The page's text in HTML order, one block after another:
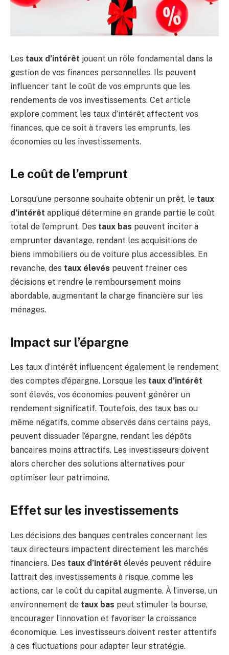
Les taux d’intérêt jouent un rôle fondamental dans la
gestion de vos finances personnelles. Ils peuvent
influencer tant le coût de vos emprunts que les
rendements de vos investissements. Cet article
explore comment les taux d’intérêt affectent vos
finances, que ce soit à travers les emprunts, les
économies ou les investissements.
Le coût de l’emprunt
Lorsqu’une personne souhaite obtenir un prêt, le taux
d’intérêt appliqué détermine en grande partie le coût
total de l’emprunt. Des taux bas peuvent inciter à
emprunter davantage, rendant les acquisitions de
biens immobiliers ou de voiture plus accessibles. En
revanche, des taux élevés peuvent freiner ces
décisions et rendre le remboursement moins
abordable, augmentant la charge financière sur les
ménages.
Impact sur l’épargne
Les taux d’intérêt influencent également le rendement
des comptes d’épargne. Lorsque les taux d’intérêt
sont élevés, vos économies peuvent générer un
rendement significatif. Toutefois, des taux bas ou
même négatifs, comme observés dans certains pays,
peuvent dissuader l’épargne, rendant les dépôts
bancaires moins attractifs. Les investisseurs doivent
alors chercher des solutions alternatives pour
optimiser leur patrimoine.
Effet sur les investissements
Les décisions des banques centrales concernant les
taux directeurs impactent directement les marchés
financiers. Des taux d’intérêt élevés peuvent réduire
l’attrait des investissements à risque, comme les
actions, car le coût du capital augmente. À l’inverse, un
environnement de taux bas peut stimuler la bourse,
encourager l’innovation et favoriser la croissance
économique. Les investisseurs doivent rester attentifs
à ces fluctuations pour adapter leur stratégie.